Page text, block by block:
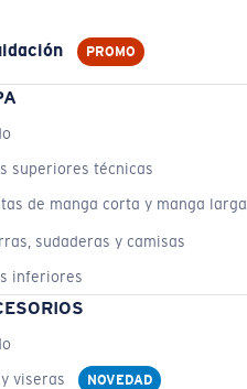
PROMO
superiores técnicas
de manga corta y manga larga
sudaderas y camisas
inferiores
viseras
NOVEDAD